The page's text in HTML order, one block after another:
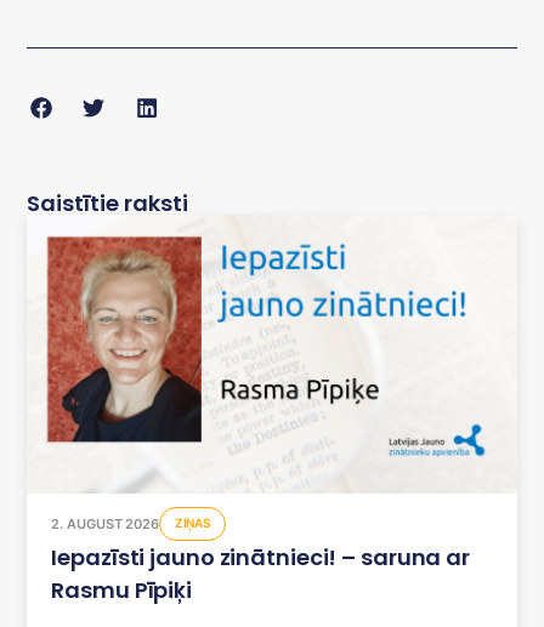
Saistītie raksti
2. AUGUST 2026 ZIŅAS
Iepazīsti jauno zinātnieci! – saruna ar
Rasmu Pīpiķi